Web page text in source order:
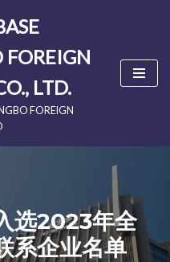
FOREIGN
LTD.
FOREIGN
选2023年全
系企业名单